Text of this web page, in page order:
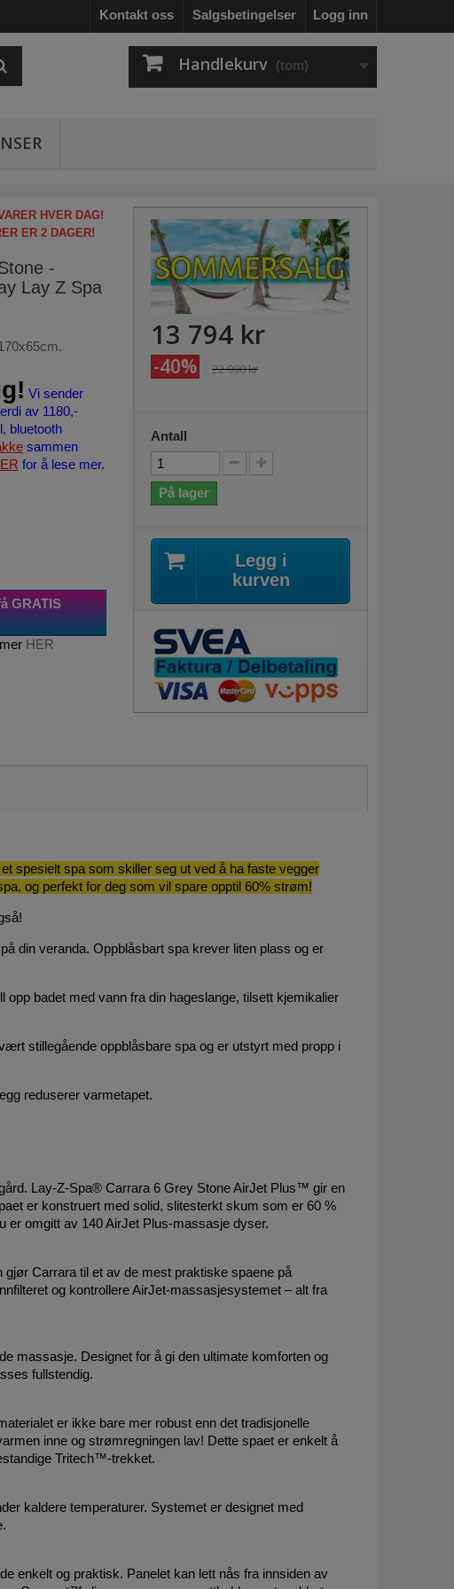
Logg inn
Salgsbetingelser
Kontakt oss
Handlekurv (tom)
HVER DAG!
ER 2 DAGER!
-
Lay Z Spa
Vi sender
av 1180,-
bluetooth
sammen
for å lese mer.
GRATIS
HER
13 794 kr
-40% 22 990 kr
Antall
På lager
Legg i
kurven
spesielt spa som skiller seg ut ved å ha faste vegger
og perfekt for deg som vil spare opptil 60% strøm!
din veranda. Oppblåsbart spa krever liten plass og er
badet med vann fra din hageslange, tilsett kjemikalier
stillegående oppblåsbare spa og er utstyrt med propp i
reduserer varmetapet.
Lay-Z-Spa® Carrara 6 Grey Stone AirJet Plus™ gir en
er konstruert med solid, slitesterkt skum som er 60 %
er omgitt av 140 AirJet Plus-massasje dyser.
Carrara til et av de mest praktiske spaene på
og kontrollere AirJet-massasjesystemet – alt fra
massasje. Designet for å gi den ultimate komforten og
fullstendig.
er ikke bare mer robust enn det tradisjonelle
inne og strømregningen lav! Dette spaet er enkelt å
Tritech™-trekket.
kaldere temperaturer. Systemet er designet med
enkelt og praktisk. Panelet kan lett nås fra innsiden av